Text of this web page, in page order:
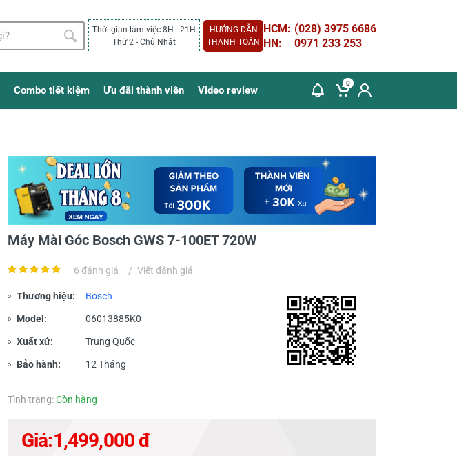
Thời gian làm việc 8H - 21H
Thứ 2 - Chủ Nhật
HƯỚNG DẪN
THANH TOÁN
HCM: (028) 3975 6686
HN:
0971 233 253
Combo tiết kiệm Ưu đãi thành viên Video review
0
Máy Mài Góc Bosch GWS 7-100ET 720W
6 đánh giá / Viết đánh giá
Thương hiệu: Bosch
Model: 06013885K0
Xuất xứ: Trung Quốc
Bảo hành: 12 Tháng
Tình trạng:Còn hàng
Giá:1,499,000 đ